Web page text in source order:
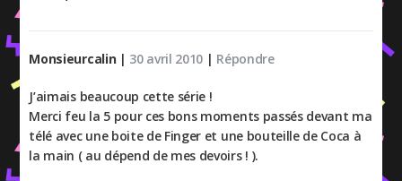
Monsieurcalin | 30 avril 2010 | Répondre
J’aimais beaucoup cette série !
Merci feu la 5 pour ces bons moments passés devant ma
télé avec une boite de Finger et une bouteille de Coca à
la main ( au dépend de mes devoirs ! ).